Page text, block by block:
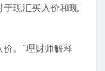
于现汇买入价和现
。”理财师解释